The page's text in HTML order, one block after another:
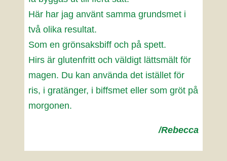
Här har jag använt samma grundsmet i
två olika resultat.
Som en grönsaksbiff och på spett.
Hirs är glutenfritt och väldigt lättsmält för
magen. Du kan använda det istället för
ris, i gratänger, i biffsmet eller som gröt på
morgonen.
/Rebecca